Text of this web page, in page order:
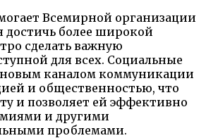
Всемирной организации
достичь более широкой
сделать важную
для всех. Социальные
новым каналом коммуникации
и общественностью, что
и позволяет ей эффективно
и другими
проблемами.